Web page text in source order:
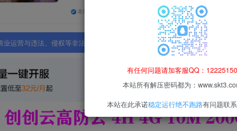
本站所有资源均为网络收集整理而来，仅供学习研究使用，
运营与违法、侵权等非法行为；资源下载后请于 24 小时内删除，违规后果
有任何问题请加客服QQ：12225150
本站所有解压密码都为：
本站在此承诺稳定运行绝不跑路有问题联